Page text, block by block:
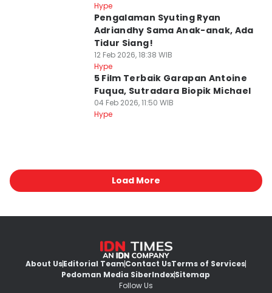
Hype
Pengalaman Syuting Ryan
Adriandhy Sama Anak-anak, Ada
Tidur Siang!
12 Feb 2026, 18:38 WIB
Hype
5 Film Terbaik Garapan Antoine
Fuqua, Sutradara Biopik Michael
04 Feb 2026, 11:50 WIB
Hype
Load More
About UsEditorial TeamContact UsTerms of Services
Pedoman Media SiberIndexSitemap
Follow Us